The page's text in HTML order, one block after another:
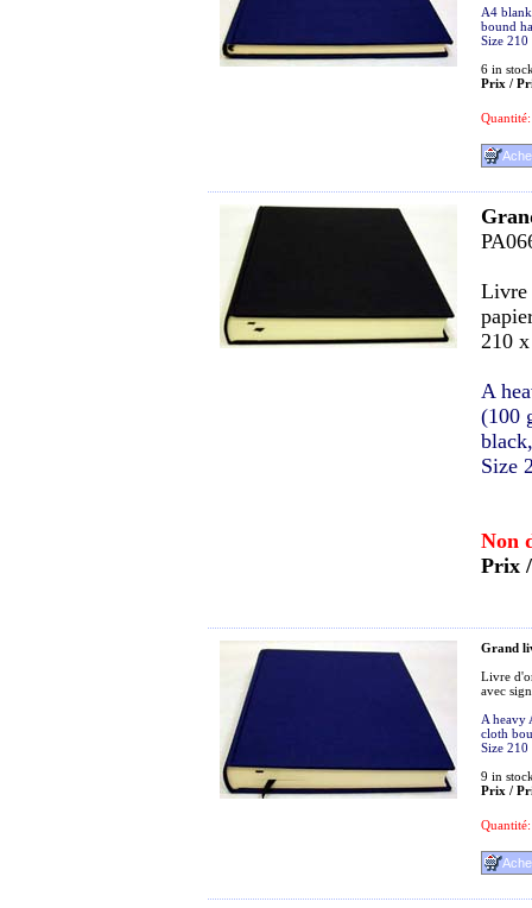
A4
bound
Size
6 in
Prix /
Quantité:
Livre
210
A
(100
Size
Non
Prix
Grand
Livre
avec
A heavy
cloth
Size
9 in
Prix /
Quantité: